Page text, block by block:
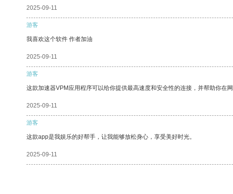
2025-09-11
游客
我喜欢这个软件 作者加油
2025-09-11
游客
这款加速器VPM应用程序可以给你提供最高速度和安全性的连接，并帮助你在网
2025-09-11
游客
这款app是我娱乐的好帮手，让我能够放松身心，享受美好时光。
2025-09-11